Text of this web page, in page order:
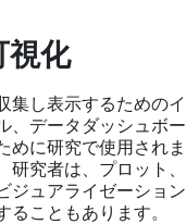
視化
集し表示するためのイ
、データダッシュボー
めに研究で使用されま
究者は、プロット、
ジュアライゼーション
こともあります。